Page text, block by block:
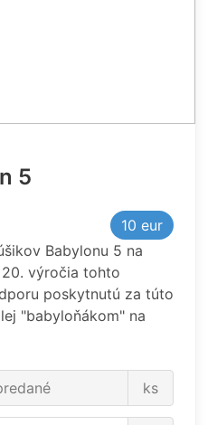
5
10 eur
Babylonu 5 na
výročia tohto
poskytnutú za túto
"babyloňákom" na
ks